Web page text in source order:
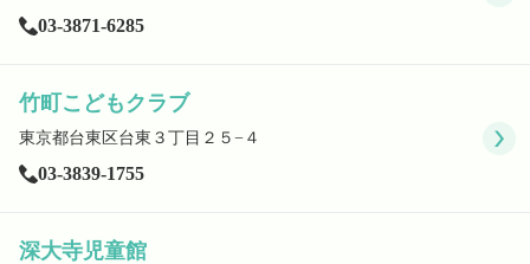
03-3871-6285
竹町こどもクラブ
東京都台東区台東３丁目２５−４
03-3839-1755
深大寺児童館